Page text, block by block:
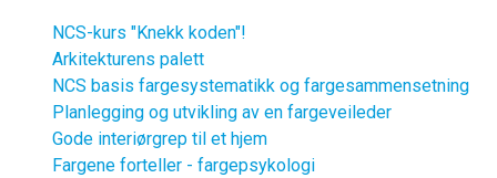
NCS-kurs "Knekk koden"!
Arkitekturens palett
NCS basis fargesystematikk og fargesammensetning
Planlegging og utvikling av en fargeveileder
Gode interiørgrep til et hjem
Fargene forteller - fargepsykologi